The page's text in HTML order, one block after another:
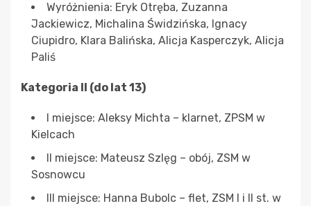
Wyróżnienia: Eryk Otręba, Zuzanna
Jackiewicz, Michalina Świdzińska, Ignacy
Ciupidro, Klara Balińska, Alicja Kasperczyk, Alicja
Paliś
Kategoria II (do lat 13)
I miejsce: Aleksy Michta – klarnet, ZPSM w
Kielcach
II miejsce: Mateusz Szlęg – obój, ZSM w
Sosnowcu
III miejsce: Hanna Bubolc – flet, ZSM I i II st. w